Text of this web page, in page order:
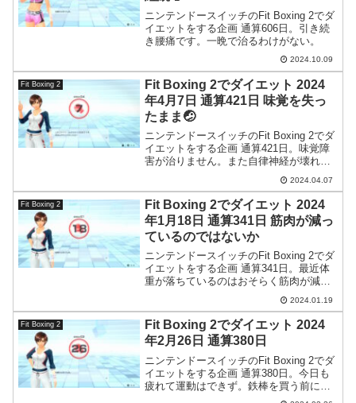
ニンテンドースイッチのFit Boxing 2でダ
イエットをする企画 通算606日。引き続
き腰痛です。一晩で治るわけがない。
2024.10.09
Fit Boxing 2
Fit Boxing 2でダイエット 2024
年4月7日 通算421日 味覚を失っ
たまま🤕
ニンテンドースイッチのFit Boxing 2でダ
イエットをする企画 通算421日。味覚障
害が治りません。また自律神経が壊れて
2024.04.07
Fit Boxing 2
Fit Boxing 2でダイエット 2024
年1月18日 通算341日 筋肉が減っ
ているのではないか
ニンテンドースイッチのFit Boxing 2でダ
イエットをする企画 通算341日。最近体
重が落ちているのはおそらく筋肉が減っ
2024.01.19
Fit Boxing 2
Fit Boxing 2でダイエット 2024
年2月26日 通算380日
ニンテンドースイッチのFit Boxing 2でダ
イエットをする企画 通算380日。今日も
疲れて運動はできず。鉄棒を買う前にま
ずはパワーグリップを買って単管パイプ